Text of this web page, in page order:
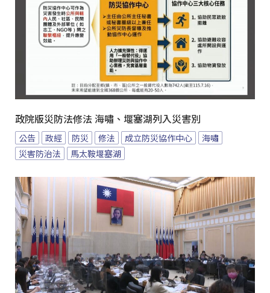
政院版災防法修法 海嘯、堰塞湖列入災害別
公告 政經 防災 修法 成立防災協作中心
海嘯
災害防治法
馬太鞍堰塞湖